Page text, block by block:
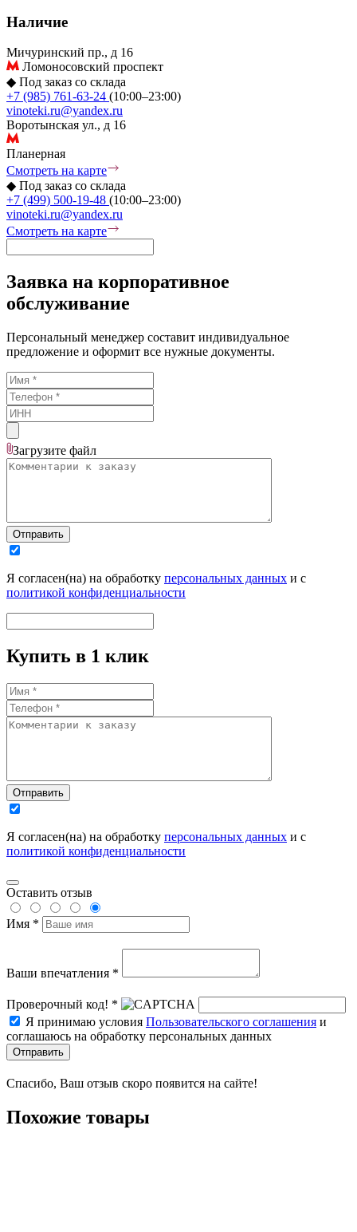
Наличие
Мичуринский пр., д 16
Ломоносовский проспект
◆ Под заказ со склада
+7 (985) 761-63-24 (10:00–23:00)
vinoteki.ru@yandex.ru
Воротынская ул., д 16
Планерная
Смотреть на карте
◆ Под заказ со склада
+7 (499) 500-19-48 (10:00–23:00)
vinoteki.ru@yandex.ru
Смотреть на карте
Заявка на корпоративное
обслуживание
Персональный менеджер составит индивидуальное
предложение и оформит все нужные документы.
Загрузите файл
Отправить
Я согласен(на) на обработку персональных данных и с
политикой конфиденциальности
Купить в 1 клик
Отправить
Я согласен(на) на обработку персональных данных и с
политикой конфиденциальности
Оставить отзыв
Имя *
Ваши впечатления *
Проверочный код! *
Я принимаю условия Пользовательского соглашения и
соглашаюсь на обработку персональных данных
Отправить
Спасибо, Ваш отзыв скоро появится на сайте!
Похожие товары